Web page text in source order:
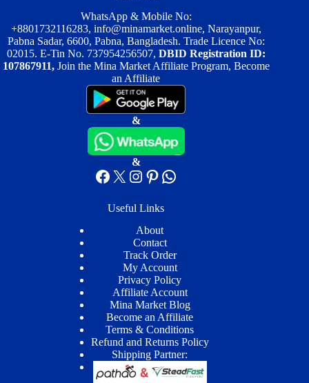
WhatsApp & Mobile No:
+8801732116283, info@minamarket.online, Narayanpur,
Pabna Sadar, 6600, Pabna, Bangladesh. Trade Licence No:
02015. E-Tin No. 737954256507, DBID Registration ID:
107867911, Join the Mina Market Affiliate Program, Become
an Affiliate
&
&
Facebook
X Instagram
Pinterest
WhatsApp
Useful Links
About
Contact
Track Order
My Account
Privacy Policy
Affiliate Account
Mina Market Blog
Become an Affiliate
Terms & Conditions
Refund and Returns Policy
Shipping Partner: